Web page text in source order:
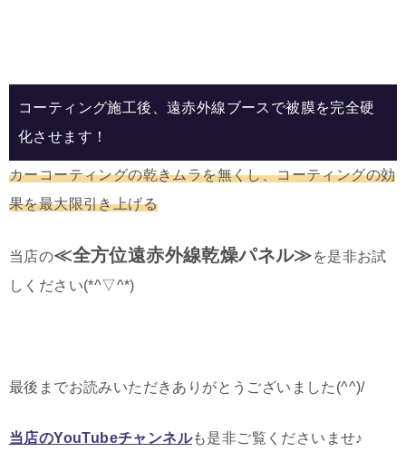
コーティング施工後、遠赤外線ブースで被膜を完全硬
化させます！
カーコーティングの乾きムラを無くし、コーティングの効
果を最大限引き上げる
当店の≪全方位遠赤外線乾燥パネル≫を是非お試
しください(*^▽^*)
最後までお読みいただきありがとうございました(^^)/
当店のYouTubeチャンネルも是非ご覧くださいませ♪